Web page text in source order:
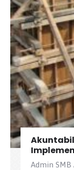
Regional
Admin SMB